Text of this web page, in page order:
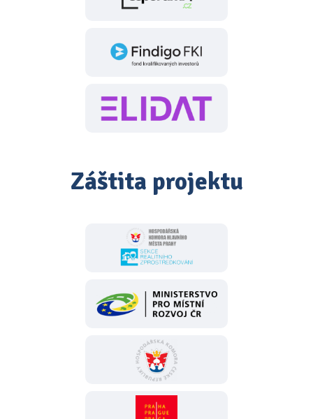
Záštita projektu